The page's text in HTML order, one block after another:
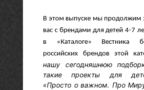
В этом выпуске мы продолжим
вас с брендами для детей 4-7
в «Каталоге» Вестника
российских брендов этой
нашу сегодняшнюю
такие проекты для
«Просто о важном. Про